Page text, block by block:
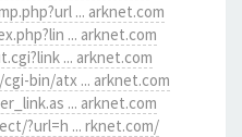
... arknet.com
... arknet.com
... arknet.com
bin/atx ... arknet.com
... arknet.com
?url=h ... rknet.com/